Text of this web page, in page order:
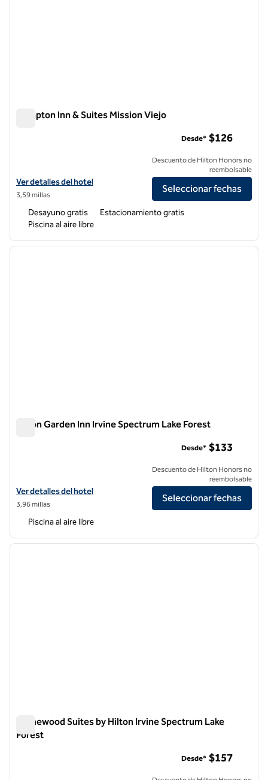
Hampton Inn & Suites Mission Viejo
Ver detalles del hotel Hampton Inn & Suites Mission Viejo
Ver detalles del hotel
3,59 millas
Desde* $126
Descuento de Hilton Honors no
reembolsable
Seleccionar fechas
Desayuno gratis
Estacionamiento gratis
Piscina al aire libre
1 de 12
Hilton Garden Inn Irvine Spectrum Lake Forest
Ver detalles del hotel Hilton Garden Inn Irvine Spectrum Lake Forest
Ver detalles del hotel
3,96 millas
Desde* $133
Descuento de Hilton Honors no
reembolsable
Seleccionar fechas
Piscina al aire libre
1 de 12
Homewood Suites by Hilton Irvine Spectrum Lake
Forest
Desde* $157